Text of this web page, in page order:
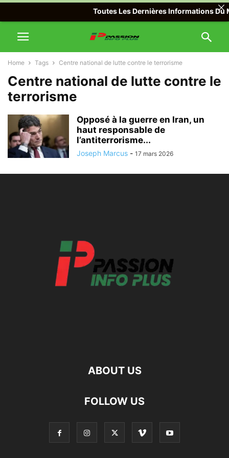
Home Tags Centre national de lutte contre le terrorisme
Centre national de lutte contre le
terrorisme
Opposé à la guerre en Iran, un
haut responsable de
l’antiterrorisme...
Joseph Marcus - 17 mars 2026
ABOUT US
FOLLOW US
Toutes Les Dernières Informations Du